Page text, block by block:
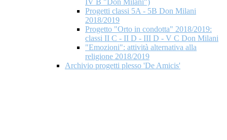
IV B "Don Milani")
Progetti classi 5A - 5B Don Milani
2018/2019
Progetto "Orto in condotta" 2018/2019:
classi II C - II D - III D - V C Don Milani
"Emozioni": attività alternativa alla
religione 2018/2019
Archivio progetti plesso 'De Amicis'